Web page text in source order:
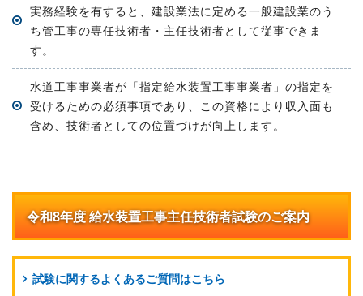
実務経験を有すると、建設業法に定める一般建設業のう
ち管工事の専任技術者・主任技術者として従事できま
す。
水道工事事業者が「指定給水装置工事事業者」の指定を
受けるための必須事項であり、この資格により収入面も
含め、技術者としての位置づけが向上します。
令和8年度給水装置工事主任技術者試験のご案内
試験に関するよくあるご質問はこちら